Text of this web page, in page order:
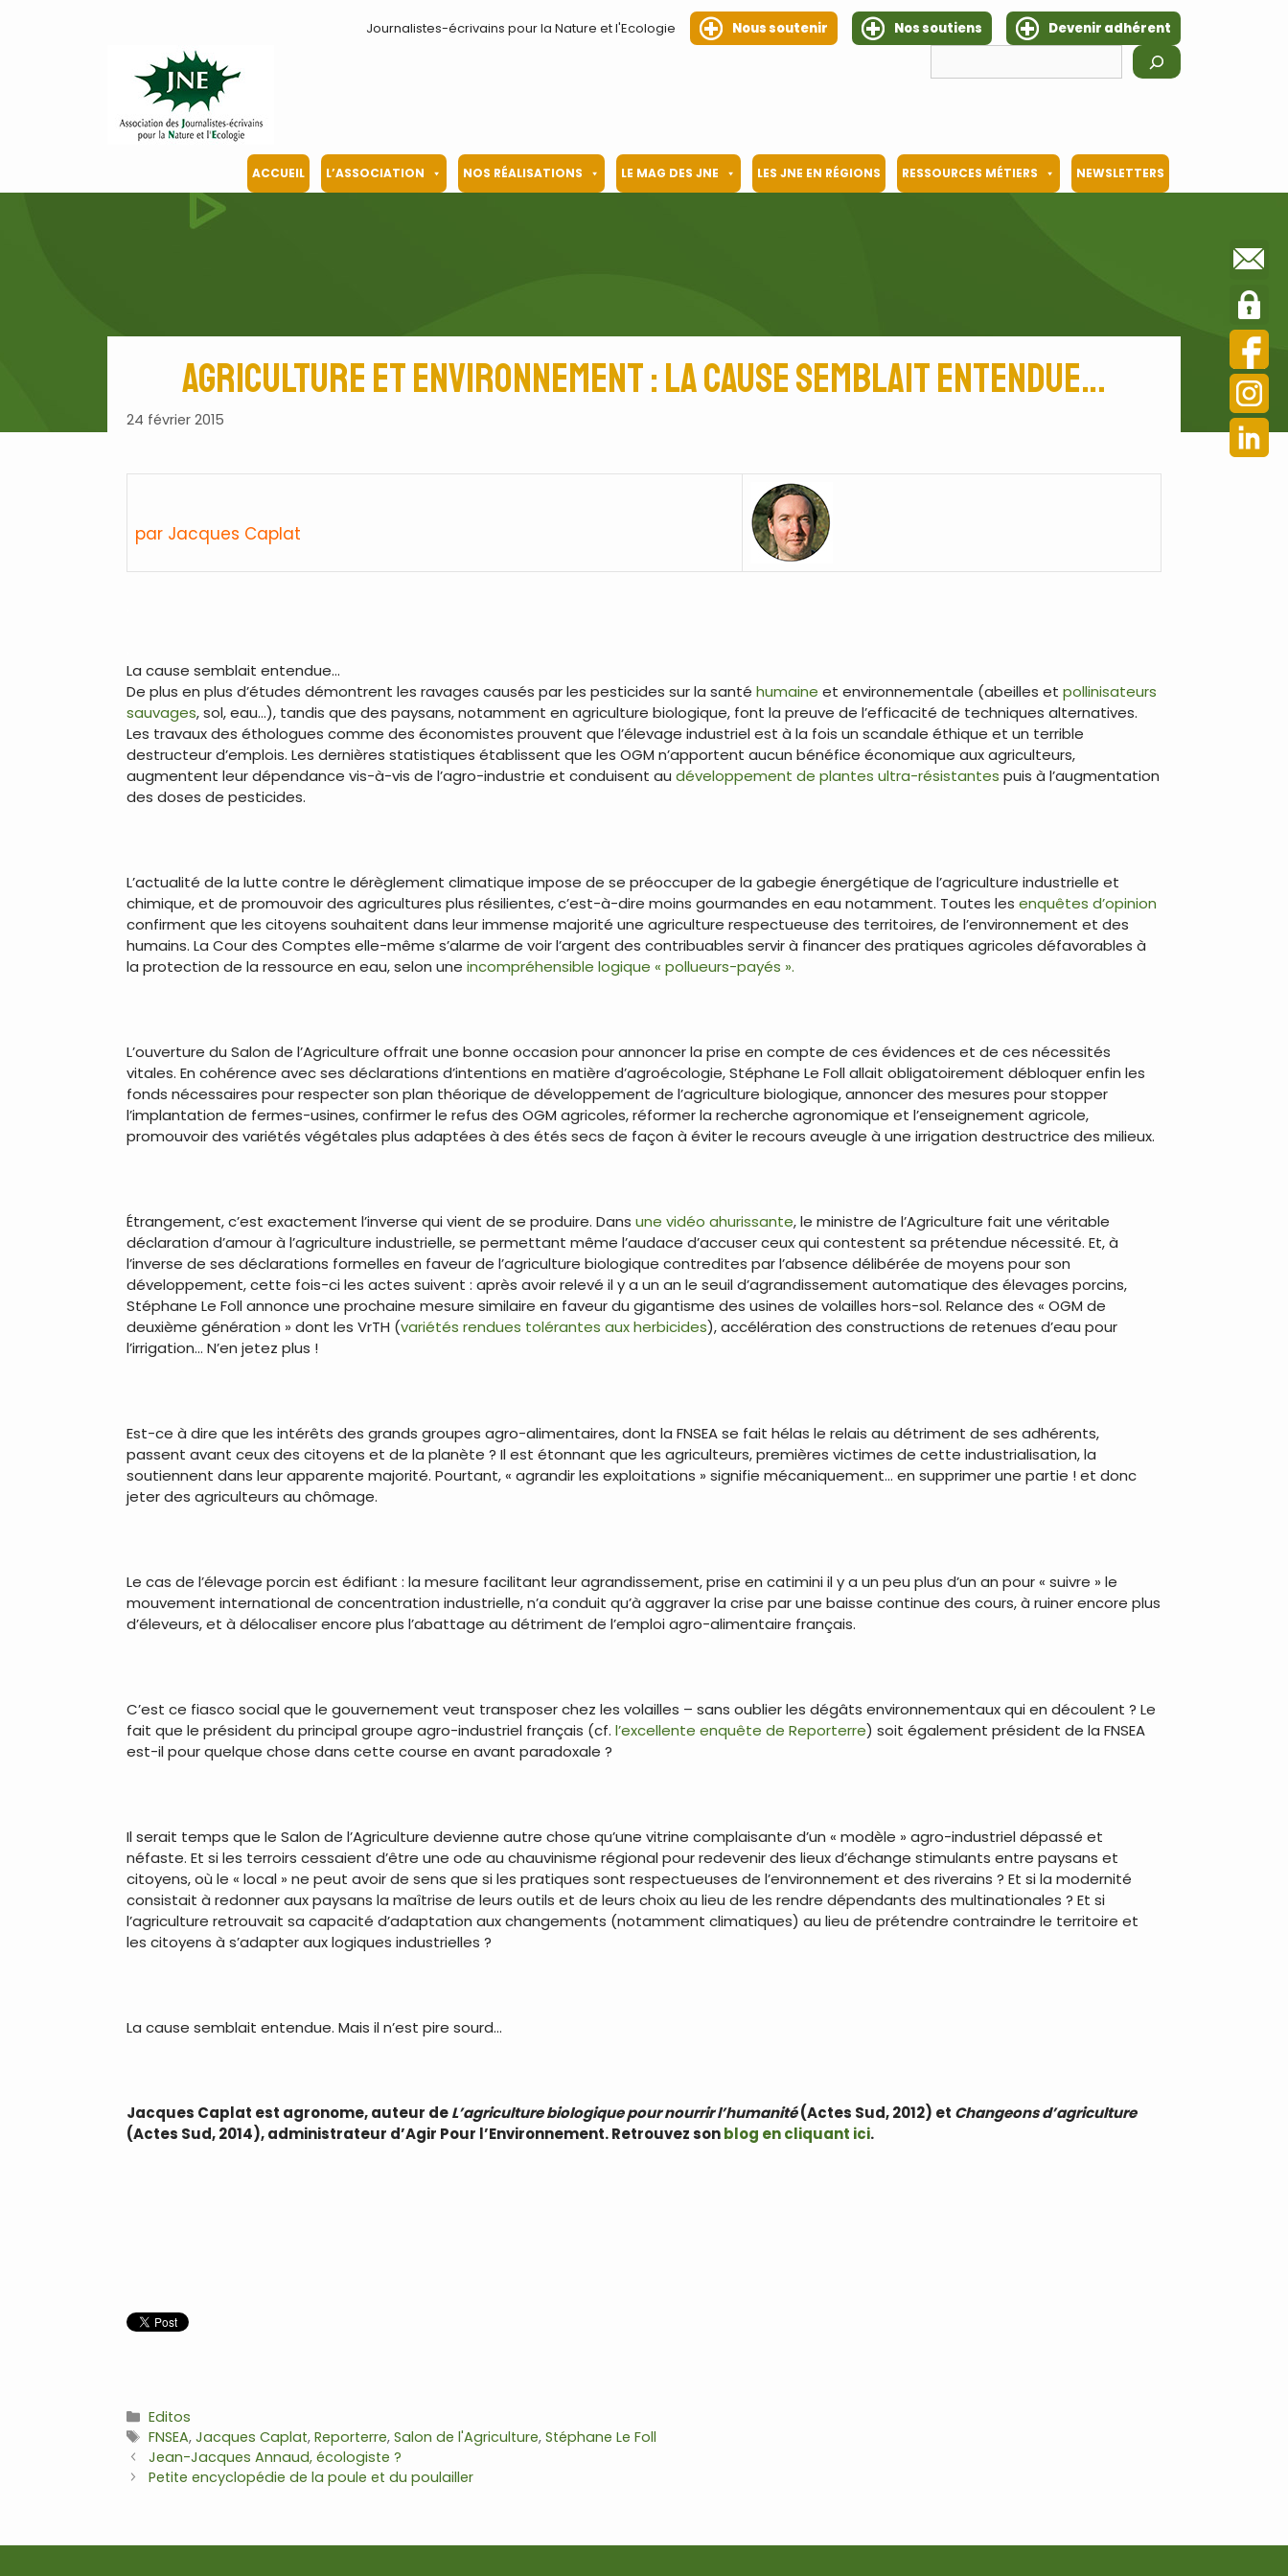
Journalistes-écrivains pour la Nature et l'Ecologie Nous soutenir Nos soutiens
Devenir adhérent
ACCUEIL L’ASSOCIATION NOS RÉALISATIONS LE MAG DES JNE LES JNE EN RÉGIONS RESSOURCES MÉTIERS NEWSLETTERS
Agriculture et environnement : la cause semblait entendue…
24 février 2015
par Jacques Caplat
La cause semblait entendue…
De plus en plus d’études démontrent les ravages causés par les pesticides sur la santé humaine et environnementale (abeilles et pollinisateurs
sauvages, sol, eau…), tandis que des paysans, notamment en agriculture biologique, font la preuve de l’efficacité de techniques alternatives.
Les travaux des éthologues comme des économistes prouvent que l’élevage industriel est à la fois un scandale éthique et un terrible
destructeur d’emplois. Les dernières statistiques établissent que les OGM n’apportent aucun bénéfice économique aux agriculteurs,
augmentent leur dépendance vis-à-vis de l’agro-industrie et conduisent au développement de plantes ultra-résistantes puis à l’augmentation
des doses de pesticides.
L’actualité de la lutte contre le dérèglement climatique impose de se préoccuper de la gabegie énergétique de l’agriculture industrielle et
chimique, et de promouvoir des agricultures plus résilientes, c’est-à-dire moins gourmandes en eau notamment. Toutes les enquêtes d’opinion
confirment que les citoyens souhaitent dans leur immense majorité une agriculture respectueuse des territoires, de l’environnement et des
humains. La Cour des Comptes elle-même s’alarme de voir l’argent des contribuables servir à financer des pratiques agricoles défavorables à
la protection de la ressource en eau, selon une incompréhensible logique « pollueurs-payés ».
L’ouverture du Salon de l’Agriculture offrait une bonne occasion pour annoncer la prise en compte de ces évidences et de ces nécessités
vitales. En cohérence avec ses déclarations d’intentions en matière d’agroécologie, Stéphane Le Foll allait obligatoirement débloquer enfin les
fonds nécessaires pour respecter son plan théorique de développement de l’agriculture biologique, annoncer des mesures pour stopper
l’implantation de fermes-usines, confirmer le refus des OGM agricoles, réformer la recherche agronomique et l’enseignement agricole,
promouvoir des variétés végétales plus adaptées à des étés secs de façon à éviter le recours aveugle à une irrigation destructrice des milieux.
Étrangement, c’est exactement l’inverse qui vient de se produire. Dans une vidéo ahurissante, le ministre de l’Agriculture fait une véritable
déclaration d’amour à l’agriculture industrielle, se permettant même l’audace d’accuser ceux qui contestent sa prétendue nécessité. Et, à
l’inverse de ses déclarations formelles en faveur de l’agriculture biologique contredites par l’absence délibérée de moyens pour son
développement, cette fois-ci les actes suivent : après avoir relevé il y a un an le seuil d’agrandissement automatique des élevages porcins,
Stéphane Le Foll annonce une prochaine mesure similaire en faveur du gigantisme des usines de volailles hors-sol. Relance des « OGM de
deuxième génération » dont les VrTH (variétés rendues tolérantes aux herbicides), accélération des constructions de retenues d’eau pour
l’irrigation… N’en jetez plus !
Est-ce à dire que les intérêts des grands groupes agro-alimentaires, dont la FNSEA se fait hélas le relais au détriment de ses adhérents,
passent avant ceux des citoyens et de la planète ? Il est étonnant que les agriculteurs, premières victimes de cette industrialisation, la
soutiennent dans leur apparente majorité. Pourtant, « agrandir les exploitations » signifie mécaniquement… en supprimer une partie ! et donc
jeter des agriculteurs au chômage.
Le cas de l’élevage porcin est édifiant : la mesure facilitant leur agrandissement, prise en catimini il y a un peu plus d’un an pour « suivre » le
mouvement international de concentration industrielle, n’a conduit qu’à aggraver la crise par une baisse continue des cours, à ruiner encore plus
d’éleveurs, et à délocaliser encore plus l’abattage au détriment de l’emploi agro-alimentaire français.
C’est ce fiasco social que le gouvernement veut transposer chez les volailles – sans oublier les dégâts environnementaux qui en découlent ? Le
fait que le président du principal groupe agro-industriel français (cf. l’excellente enquête de Reporterre) soit également président de la FNSEA
est-il pour quelque chose dans cette course en avant paradoxale ?
Il serait temps que le Salon de l’Agriculture devienne autre chose qu’une vitrine complaisante d’un « modèle » agro-industriel dépassé et
néfaste. Et si les terroirs cessaient d’être une ode au chauvinisme régional pour redevenir des lieux d’échange stimulants entre paysans et
citoyens, où le « local » ne peut avoir de sens que si les pratiques sont respectueuses de l’environnement et des riverains ? Et si la modernité
consistait à redonner aux paysans la maîtrise de leurs outils et de leurs choix au lieu de les rendre dépendants des multinationales ? Et si
l’agriculture retrouvait sa capacité d’adaptation aux changements (notamment climatiques) au lieu de prétendre contraindre le territoire et
les citoyens à s’adapter aux logiques industrielles ?
La cause semblait entendue. Mais il n’est pire sourd…
Jacques Caplat est agronome, auteur deL’agriculture biologique pour nourrir l’humanité(Actes Sud, 2012) et Changeons d’agriculture
(Actes Sud, 2014), administrateur d’Agir Pour l’Environnement. Retrouvez sonblog en cliquant ici.
Catégories
Editos
Étiquettes
FNSEA,Jacques Caplat,Reporterre,Salon de l'Agriculture,Stéphane Le Foll
Navigation
des
Jean-Jacques Annaud, écologiste ?
Petite encyclopédie de la poule et du poulailler